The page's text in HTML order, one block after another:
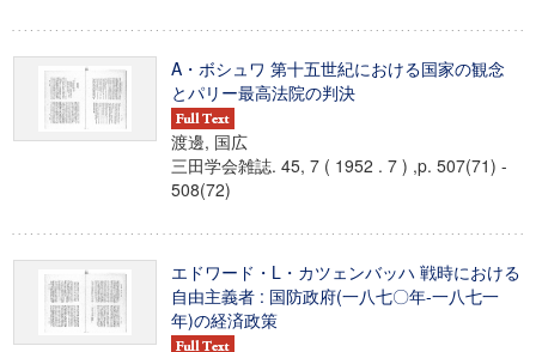
A・ボシュワ 第十五世紀における国家の観念
とパリー最高法院の判決
渡邊, 国広
三田学会雑誌. 45, 7 ( 1952 . 7 ) ,p. 507(71) -
508(72)
エドワード・L・カツェンバッハ 戦時における
自由主義者 : 国防政府(一八七〇年-一八七一
年)の経済政策